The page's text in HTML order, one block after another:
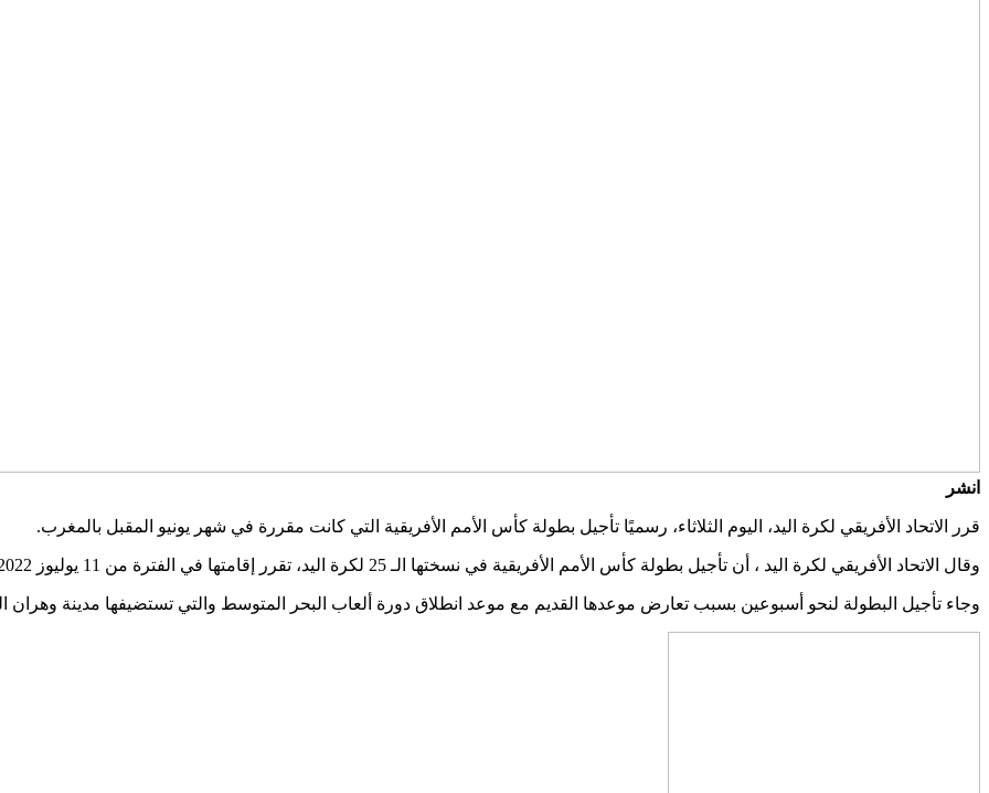
انشر
قرر الاتحاد الأفريقي لكرة اليد، اليوم الثلاثاء، رسميًا تأجيل بطولة كأس الأمم الأفريقية التي كانت مقررة في شهر يونيو المقبل بالمغرب.
وقال الاتحاد الأفريقي لكرة اليد ، أن تأجيل بطولة كأس الأمم الأفريقية في نسختها الـ 25 لكرة اليد، تقرر إقامتها في الفترة من 11 يوليوز 2022 إلى 18 من نفس الشهر في المغرب.
وجاء تأجيل البطولة لنحو أسبوعين بسبب تعارض موعدها القديم مع موعد انطلاق دورة ألعاب البحر المتوسط والتي تستضيفها مدينة وهران الجزائرية والمقررة في